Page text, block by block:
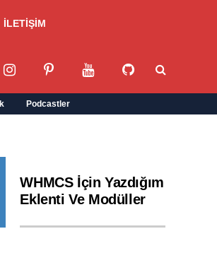
İLETİŞİM
Podcastler
WHMCS İçin Yazdığım
Eklenti Ve Modüller